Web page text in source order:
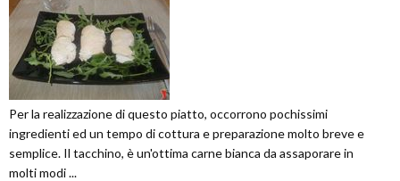
Per la realizzazione di questo piatto, occorrono pochissimi
ingredienti ed un tempo di cottura e preparazione molto breve e
semplice. Il tacchino, è un'ottima carne bianca da assaporare in
molti modi ...